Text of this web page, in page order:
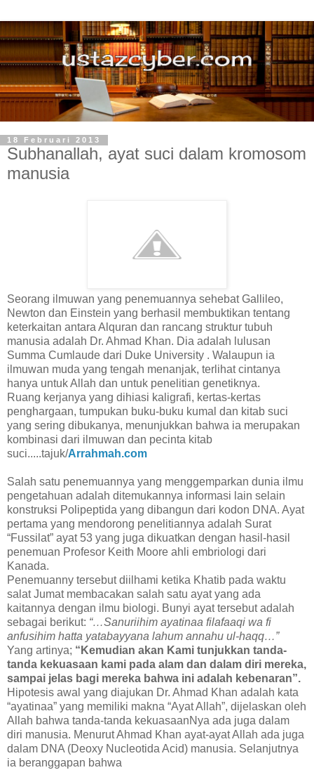
18 Februari 2013
Subhanallah, ayat suci dalam kromosom
manusia
Seorang ilmuwan yang penemuannya sehebat Gallileo,
Newton dan Einstein yang berhasil membuktikan tentang
keterkaitan antara Alquran dan rancang struktur tubuh
manusia adalah Dr. Ahmad Khan. Dia adalah lulusan
Summa Cumlaude dari Duke University . Walaupun ia
ilmuwan muda yang tengah menanjak, terlihat cintanya
hanya untuk Allah dan untuk penelitian genetiknya.
Ruang kerjanya yang dihiasi kaligrafi, kertas-kertas
penghargaan, tumpukan buku-buku kumal dan kitab suci
yang sering dibukanya, menunjukkan bahwa ia merupakan
kombinasi dari ilmuwan dan pecinta kitab
suci.....tajuk/Arrahmah.com
Salah satu penemuannya yang menggemparkan dunia ilmu
pengetahuan adalah ditemukannya informasi lain selain
konstruksi Polipeptida yang dibangun dari kodon DNA. Ayat
pertama yang mendorong penelitiannya adalah Surat
“Fussilat” ayat 53 yang juga dikuatkan dengan hasil-hasil
penemuan Profesor Keith Moore ahli embriologi dari
Kanada.
Penemuanny tersebut diilhami ketika Khatib pada waktu
salat Jumat membacakan salah satu ayat yang ada
kaitannya dengan ilmu biologi. Bunyi ayat tersebut adalah
sebagai berikut: “…Sanuriihim ayatinaa filafaaqi wa fi
anfusihim hatta yatabayyana lahum annahu ul-haqq…”
Yang artinya; “Kemudian akan Kami tunjukkan tanda-
tanda kekuasaan kami pada alam dan dalam diri mereka,
sampai jelas bagi mereka bahwa ini adalah kebenaran”.
Hipotesis awal yang diajukan Dr. Ahmad Khan adalah kata
“ayatinaa” yang memiliki makna “Ayat Allah”, dijelaskan oleh
Allah bahwa tanda-tanda kekuasaanNya ada juga dalam
diri manusia. Menurut Ahmad Khan ayat-ayat Allah ada juga
dalam DNA (Deoxy Nucleotida Acid) manusia. Selanjutnya
ia beranggapan bahwa